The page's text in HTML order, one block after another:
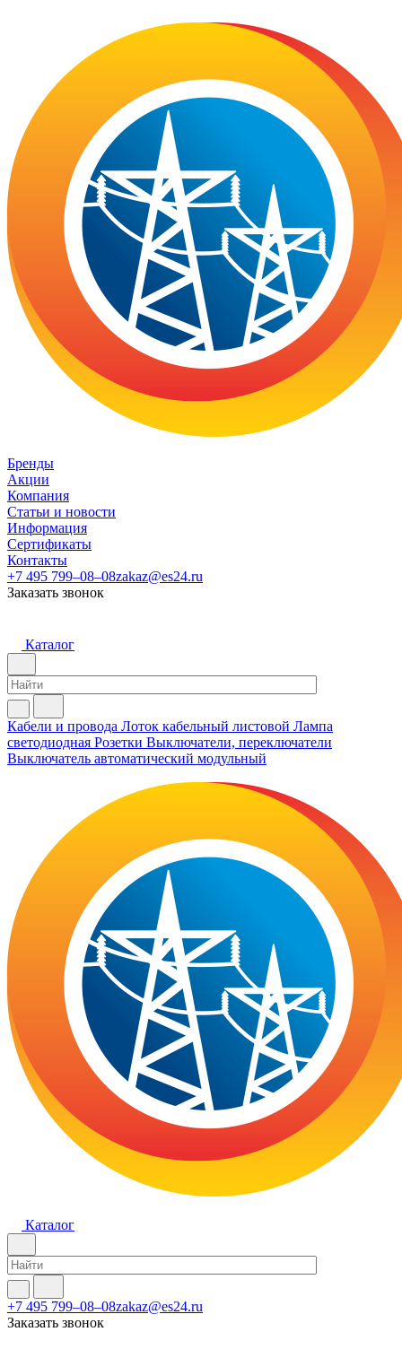
Бренды
Акции
Компания
Статьи и новости
Информация
Сертификаты
Контакты
+7 495 799–08–08zakaz@es24.ru
Заказать звонок
Каталог
Кабели и провода Лоток кабельный листовой Лампа
светодиодная Розетки Выключатели, переключатели
Выключатель автоматический модульный
Каталог
+7 495 799–08–08zakaz@es24.ru
Заказать звонок